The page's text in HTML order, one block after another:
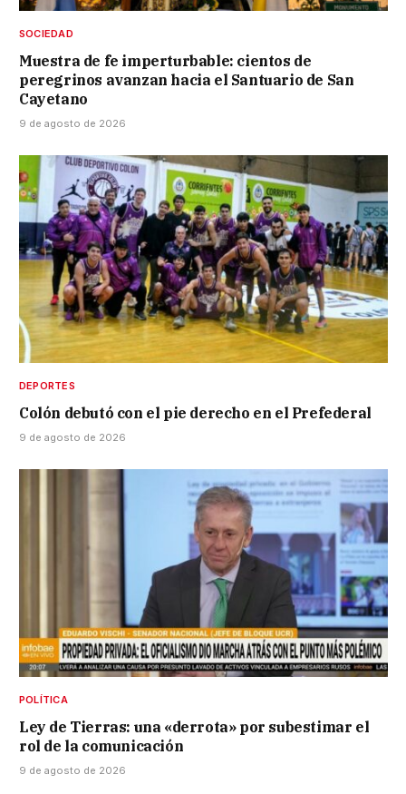
SOCIEDAD
Muestra de fe imperturbable: cientos de
peregrinos avanzan hacia el Santuario de San
Cayetano
9 de agosto de 2026
DEPORTES
Colón debutó con el pie derecho en el Prefederal
9 de agosto de 2026
POLÍTICA
Ley de Tierras: una «derrota» por subestimar el
rol de la comunicación
9 de agosto de 2026